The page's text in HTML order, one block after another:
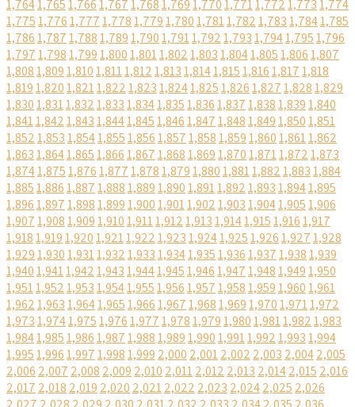
1,7641,7651,7661,7671,7681,7691,7701,7711,7721,7731,774
1,7751,7761,7771,7781,7791,7801,7811,7821,7831,7841,785
1,7861,7871,7881,7891,7901,7911,7921,7931,7941,7951,796
1,7971,7981,7991,8001,8011,8021,8031,8041,8051,8061,807
1,8081,8091,8101,8111,8121,8131,8141,8151,8161,8171,818
1,8191,8201,8211,8221,8231,8241,8251,8261,8271,8281,829
1,8301,8311,8321,8331,8341,8351,8361,8371,8381,8391,840
1,8411,8421,8431,8441,8451,8461,8471,8481,8491,8501,851
1,8521,8531,8541,8551,8561,8571,8581,8591,8601,8611,862
1,8631,8641,8651,8661,8671,8681,8691,8701,8711,8721,873
1,8741,8751,8761,8771,8781,8791,8801,8811,8821,8831,884
1,8851,8861,8871,8881,8891,8901,8911,8921,8931,8941,895
1,8961,8971,8981,8991,9001,9011,9021,9031,9041,9051,906
1,9071,9081,9091,9101,9111,9121,9131,9141,9151,9161,917
1,9181,9191,9201,9211,9221,9231,9241,9251,9261,9271,928
1,9291,9301,9311,9321,9331,9341,9351,9361,9371,9381,939
1,9401,9411,9421,9431,9441,9451,9461,9471,9481,9491,950
1,9511,9521,9531,9541,9551,9561,9571,9581,9591,9601,961
1,9621,9631,9641,9651,9661,9671,9681,9691,9701,9711,972
1,9731,9741,9751,9761,9771,9781,9791,9801,9811,9821,983
1,9841,9851,9861,9871,9881,9891,9901,9911,9921,9931,994
1,9951,9961,9971,9981,999 2,000 2,0012,002 2,003 2,0042,005
2,006 2,007 2,008 2,009 2,010 2,0112,012 2,013 2,0142,015 2,016
2,017 2,018 2,019 2,020 2,0212,022 2,023 2,0242,025 2,026